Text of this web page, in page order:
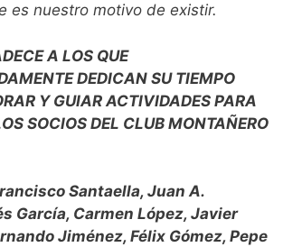
es nuestro motivo de existir.
A LOS QUE
DEDICAN SU TIEMPO
Y GUIAR ACTIVIDADES PARA
SOCIOS DEL CLUB MONTAÑERO
Santaella, Juan A.
García, Carmen López, Javier
Jiménez, Félix Gómez, Pepe